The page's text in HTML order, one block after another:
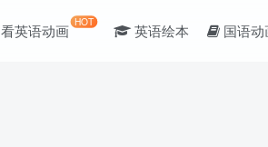
看英语动画HOT 英语绘本 国语动